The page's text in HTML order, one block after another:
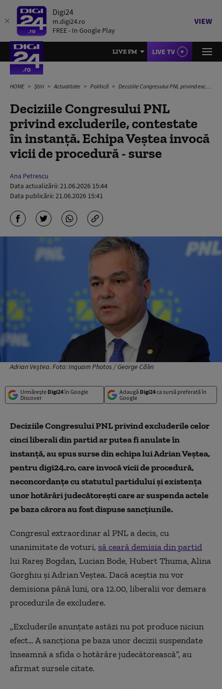
Digi24
m.digi24.ro
FREE - In Google Play
VIEW
LIVE FM LIVE TV
HOME Știri Actualitate Politică Deciziile Congresului PNL privind excluderile, contestate în instanță. Echipa Veștea invocă vicii de procedură - surse
Deciziile Congresului PNL
privind excluderile, contestate
în instanță. Echipa Veștea invocă
vicii de procedură - surse
Ana Petrescu
Data actualizării:21.06.2026 15:44
Data publicării:21.06.2026 15:41
Adrian Veștea. Foto: Inquam Photos / George Călin
Urmărește Digi24în Google
Discover
Adaugă Digi24ca sursă preferată în
Google
Deciziile Congresului PNL privind excluderile celor
cinci liberali din partid ar putea fi anulate în
instanță, au spus surse din echipa lui Adrian Veștea,
pentru digi24.ro, care invocă vicii de procedură,
neconcordanțe cu statutul partidului și existența
unor hotărâri judecătorești care ar suspenda actele
pe baza cărora au fost dispuse sancțiunile.
Congresul extraordinar al PNL a decis, cu
unanimitate de voturi, să ceară demisia din partid
lui Rareș Bogdan, Lucian Bode, Hubert Thuma, Alina
Gorghiu și Adrian Veștea. Dacă aceștia nu vor
demisiona până luni, ora 12.00, liberalii vor demara
procedurile de excludere.
„Excluderile anunțate astăzi nu pot produce niciun
efect… A sancționa pe baza unor decizii suspendate
înseamnă a sfida o hotărâre judecătorească”, au
afirmat sursele citate.